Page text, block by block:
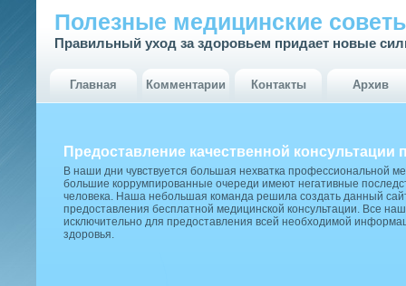
Полезные медицинские
Правильный уход за здоровьем придает новые
Главная Комментарии Контакты Архив
Предоставление качественной консультации
В наши дни чувствуется большая нехватка профессиональной
большие коррумпированные очереди имеют негативные
человека. Наша небольшая команда решила создать данный
предоставления бесплатной медицинской консультации. Все
исключительно для предоставления всей необходимой
здоровья.